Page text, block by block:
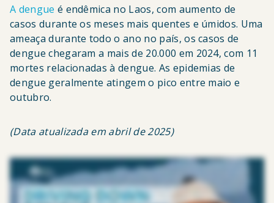
A dengue é endêmica no Laos, com aumento de
casos durante os meses mais quentes e úmidos. Uma
ameaça durante todo o ano no país, os casos de
dengue chegaram a mais de 20.000 em 2024, com 11
mortes relacionadas à dengue. As epidemias de
dengue geralmente atingem o pico entre maio e
outubro.
(Data atualizada em abril de 2025)
medo de verdade. As pessoas da nossa comunidade estavam com medo. Elas temiam as consequências da infecção transmitida pelos mosquitos da
dengue. O amigo do meu irmão teve dengue e foi para o hospital; depois disso, ele morreu. Nos últimos dois anos, tem havido entre trinta e quarenta mil
uma prioridade máxima e uma importante questão de saúde pública. Isso porque, todos os anos, os vírus transmitidos por mosquitos causam doenças
generalizadas e levam a um alto número de mortes anualmente. Tanto meu pai quanto meu irmão contraíram dengue. Quase perdi meu pai para